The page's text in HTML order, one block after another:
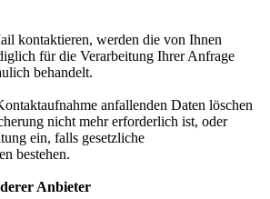
kontaktieren, werden die von Ihnen
für die Verarbeitung Ihrer Anfrage
behandelt.
anfallenden Daten löschen
nicht mehr erforderlich ist, oder
ein, falls gesetzliche
bestehen.
Anbieter